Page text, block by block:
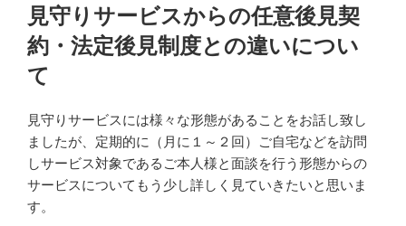
稿
日:
見守りサービスからの任意後見契
約・法定後見制度との違いについ
て
見守りサービスには様々な形態があることをお話し致し
ましたが、定期的に（月に１～２回）ご自宅などを訪問
しサービス対象であるご本人様と面談を行う形態からの
サービスについてもう少し詳しく見ていきたいと思いま
す。